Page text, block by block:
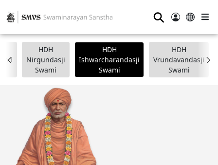
⚲
HDH
Nirgundasji
Swami
HDH
Ishwarcharandasji
Swami
HDH
Vrundavandasji
Swami